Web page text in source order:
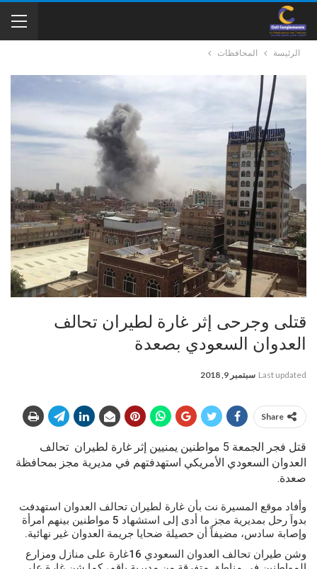
الرئيسة المحافظات
قتلى وجرحى إثر غارة لطيران تحالف
العدوان السعودي بصعدة
Last updated سبتمبر 9, 2018
Share
قتل فجر الجمعة 5 مواطنين يمنيين إثر غارة لطيران تحالف
العدوان السعودي الأمريكي استهدفتهم في مديرية مجز بمحافظة
صعدة.
وأفاد موقع المسيرة نت بأن غارة لطيران تحالف العدوان استهدفت
بدواَ رحل بمديرية مجز ما أدى إلى استشهاد 5 مواطنين بينهم امرأة
وإصابة سادس، مضيفاً أن حصيلة ضحايا جريمة العدوان غير نهائية.
وشن طيران تحالف العدوان السعودي 16غارة على منازل ومزارع